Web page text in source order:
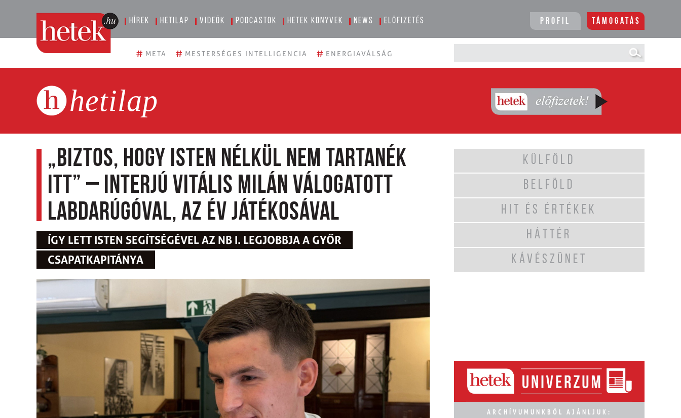
Hírek Hetilap Videók Podcastok Hetek könyvek News Előfizetés Profil Támogatás
# META # MESTERSÉGES INTELLIGENCIA # ENERGIAVÁLSÁG
hetilap
„Biztos, hogy Isten nélkül nem tartanék
itt” – Interjú Vitális Milán válogatott
labdarúgóval, az év játékosával
ÍGY LETT ISTEN SEGÍTSÉGÉVEL AZ NB I. LEGJOBBJA A GYŐR
CSAPATKAPITÁNYA
KÜLFÖLD
BELFÖLD
HIT ÉS ÉRTÉKEK
HÁTTÉR
KÁVÉSZÜNET
ARCHÍVUMUNKBÓL AJÁNLJUK: